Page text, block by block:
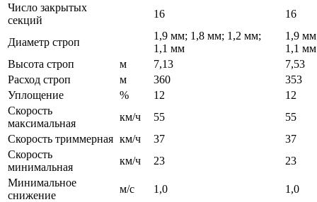
Число закрытых
секций
16 16
Диаметр строп
1,9 мм; 1,8 мм; 1,2 мм;
1,1 мм
1,9
1,1 мм
Высота строп
м 7,13
7,53
Расход строп
м 360
353
Уплощение
% 12
12
Скорость
максимальная
км/ч 55
55
Скорость триммерная км/ч 37
37
Скорость
минимальная
км/ч 23
23
Минимальное
снижение
м/с 1,0
1,0